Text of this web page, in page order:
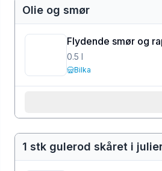
Olie og smør
Flydende smør og
0.5 l
Bilka
1 stk gulerod skåret i